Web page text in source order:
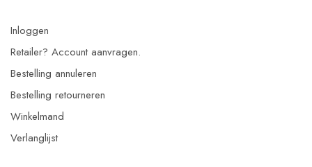
Inloggen
Retailer? Account aanvragen.
Bestelling annuleren
Bestelling retourneren
Winkelmand
Verlanglijst